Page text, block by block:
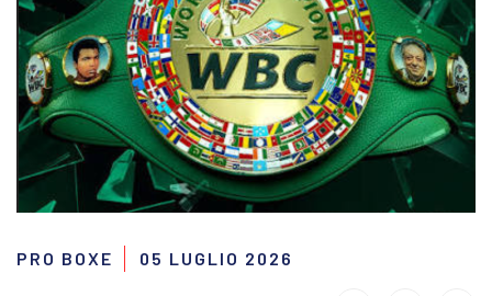
PRO BOXE 05 LUGLIO 2026